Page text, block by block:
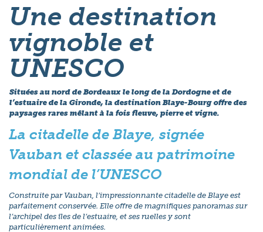
Une destination
vignoble et
UNESCO
Situées au nord de Bordeaux le long de la Dordogne et de
l’estuaire de la Gironde, la destination Blaye-Bourg offre des
paysages rares mêlant à la fois fleuve, pierre et vigne.
La citadelle de Blaye, signée
Vauban et classée au patrimoine
mondial de l’UNESCO
Construite par Vauban, l’impressionnante citadelle de Blaye est
parfaitement conservée. Elle offre de magnifiques panoramas sur
l’archipel des îles de l’estuaire, et ses ruelles y sont
particulièrement animées.